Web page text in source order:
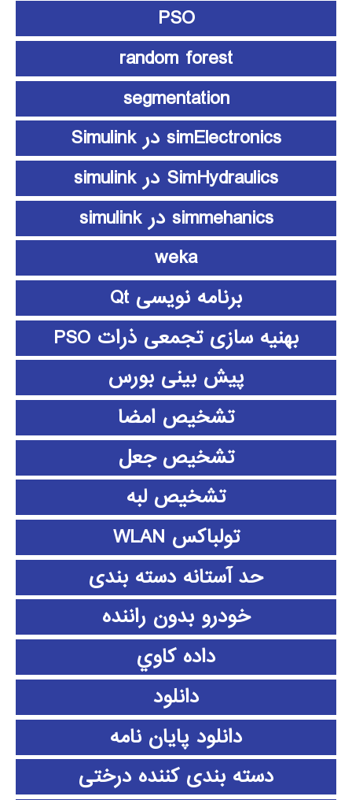
PSO
random forest
segmentation
simElectronics در Simulink
SimHydraulics در simulink
simmehanics در simulink
weka
برنامه نویسی Qt
بهنیه سازی تجمعی ذرات PSO
پیش بینی بورس
تشخیص امضا
تشخیص جعل
تشخیص لبه
تولباکس WLAN
حد آستانه دسته بندی
خودرو بدون راننده
داده كاوي
دانلود
دانلود پايان نامه
دسته بندی کننده درختی